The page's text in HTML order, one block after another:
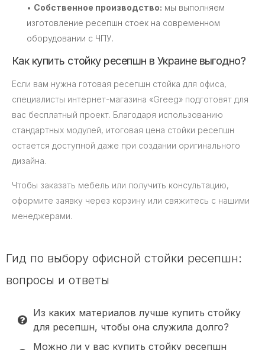
• Собственное производство: мы выполняем
изготовление ресепшн стоек на современном
оборудовании с ЧПУ.
Как купить стойку ресепшн в Украине выгодно?
Если вам нужна готовая ресепшн стойка для офиса,
специалисты интернет-магазина «Greeg» подготовят для
вас бесплатный проект. Благодаря использованию
стандартных модулей, итоговая цена стойки ресепшн
остается доступной даже при создании оригинального
дизайна.
Чтобы заказать мебель или получить консультацию,
оформите заявку через корзину или свяжитесь с нашими
менеджерами.
Гид по выбору офисной стойки ресепшн:
вопросы и ответы
Из каких материалов лучше купить стойку
для ресепшн, чтобы она служила долго?
Можно ли у вас купить стойку ресепшн